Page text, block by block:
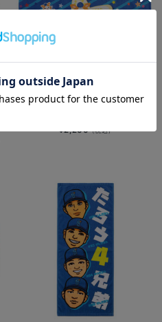
横浜DeNAベイスターズ×PEZ/フェイ
¥2,200(税込)